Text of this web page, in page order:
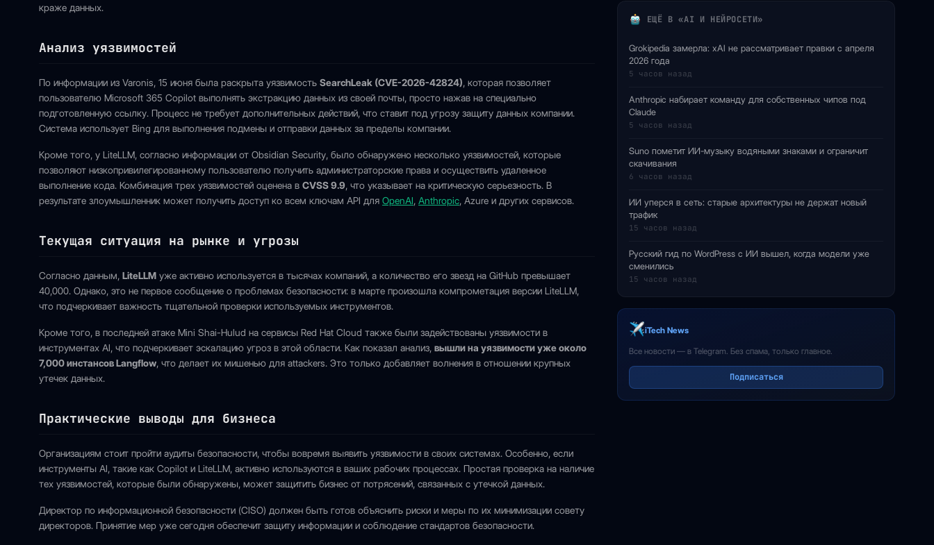
краже данных.
Анализ уязвимостей
По информации из Varonis, 15 июня была раскрыта уязвимость SearchLeak (CVE-2026-42824), которая позволяет
пользователю Microsoft 365 Copilot выполнять экстракцию данных из своей почты, просто нажав на специально
подготовленную ссылку. Процесс не требует дополнительных действий, что ставит под угрозу защиту данных компании.
Система использует Bing для выполнения подмены и отправки данных за пределы компании.
Кроме того, у LiteLLM, согласно информации от Obsidian Security, было обнаружено несколько уязвимостей, которые
позволяют низкопривилегированному пользователю получить администраторские права и осуществить удаленное
выполнение кода. Комбинация трех уязвимостей оценена в CVSS 9.9, что указывает на критическую серьезность. В
результате злоумышленник может получить доступ ко всем ключам API для OpenAI, Anthropic, Azure и других сервисов.
Текущая ситуация на рынке и угрозы
Согласно данным, LiteLLM уже активно используется в тысячах компаний, а количество его звезд на GitHub превышает
40,000. Однако, это не первое сообщение о проблемах безопасности: в марте произошла компрометация версии LiteLLM,
что подчеркивает важность тщательной проверки используемых инструментов.
Кроме того, в последней атаке Mini Shai-Hulud на сервисы Red Hat Cloud также были задействованы уязвимости в
инструментах AI, что подчеркивает эскалацию угроз в этой области. Как показал анализ, вышли на уязвимости уже около
7,000 инстансов Langflow, что делает их мишенью для attackers. Это только добавляет волнения в отношении крупных
утечек данных.
Практические выводы для бизнеса
Организациям стоит пройти аудиты безопасности, чтобы вовремя выявить уязвимости в своих системах. Особенно, если
инструменты AI, такие как Copilot и LiteLLM, активно используются в ваших рабочих процессах. Простая проверка на наличие
тех уязвимостей, которые были обнаружены, может защитить бизнес от потрясений, связанных с утечкой данных.
Директор по информационной безопасности (CISO) должен быть готов объяснить риски и меры по их минимизации совету
директоров. Принятие мер уже сегодня обеспечит защиту информации и соблюдение стандартов безопасности.
ЕЩЁ В «AI И НЕЙРОСЕТИ»
Grokipedia замерла: xAI не рассматривает правки с апреля
2026 года
5 часов назад
Anthropic набирает команду для собственных чипов под
Claude
5 часов назад
Suno пометит ИИ-музыку водяными знаками и ограничит
скачивания
6 часов назад
ИИ уперся в сеть: старые архитектуры не держат новый
трафик
15 часов назад
Русский гид по WordPress с ИИ вышел, когда модели уже
сменились
15 часов назад
iTech News
Все новости — в Telegram. Без спама, только главное.
Подписаться